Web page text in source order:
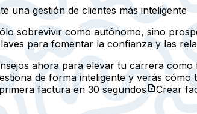
una gestión de clientes más inteligente
sobrevivir como autónomo, sino
para fomentar la confianza y las
ahora para elevar tu carrera
de forma inteligente y verás
factura en 30 segundos Crear